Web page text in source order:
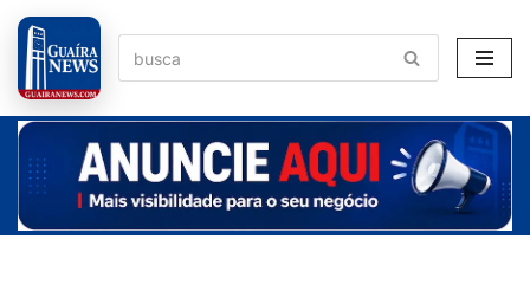
Pular
para
o
conteúdo